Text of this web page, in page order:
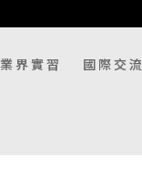
界實習 國際交流